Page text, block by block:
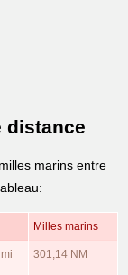
distance
marins entre
Milles marins
301,14 NM